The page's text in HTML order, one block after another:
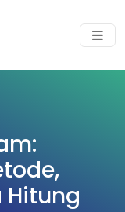
Hitung